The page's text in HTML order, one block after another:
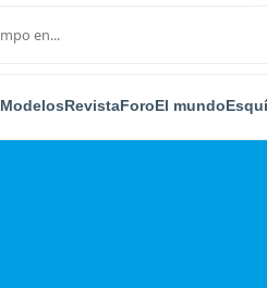
ModelosRevistaForoEl mundoEsquí